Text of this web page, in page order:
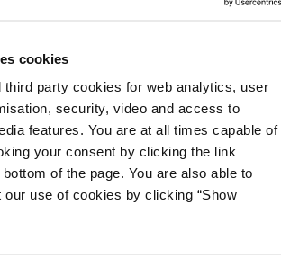
cookies
third party cookies for web analytics, user
security, video and access to
features. You are at all times capable of
your consent by clicking the link
bottom of the page. You are also able to
our use of cookies by clicking “Show
Grønland. Jeg er rigtig glad for, at vi med
og Skatter Mùte B. Egede siger:
skridt, at vilkårene for statens
i Grønland nu bliver ligestillet med de
for statens ansatte i Danmark. Nu
arbejde med ligestilling for både
og overenskomstansatte – og